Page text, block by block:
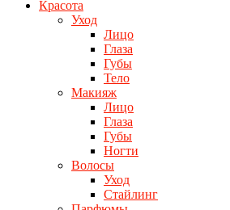
Красота
Уход
Лицо
Глаза
Губы
Тело
Макияж
Лицо
Глаза
Губы
Ногти
Волосы
Уход
Стайлинг